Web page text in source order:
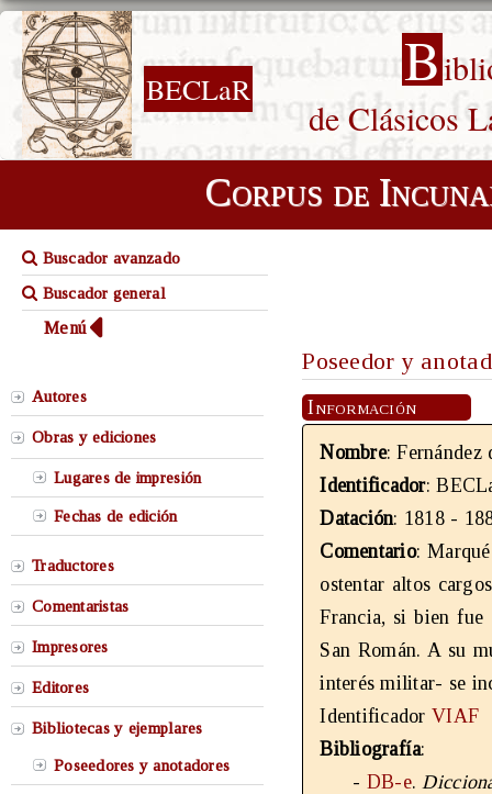
BECLaR B
de Clásicos
Corpus de
Buscador avanzado
Buscador general
Menú
Autores
Obras y ediciones
Lugares de impresión
Fechas de edición
Traductores
Comentaristas
Impresores
Editores
Bibliotecas y ejemplares
Poseedores y anotadores
Poseedor y
Información
Nombre: Fernández
Identificador:
Datación: 1818 -
Comentario:
ostentar altos
Francia, si bien fue
San Román. A su
interés militar- se
IdentificadorVIAF
Bibliografía:
- DB-e.